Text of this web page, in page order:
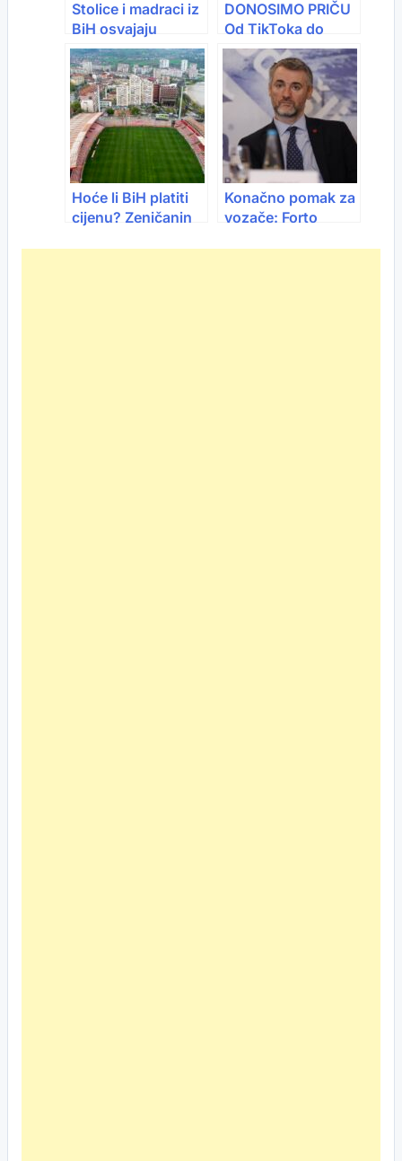
umjetnu
inteligenciju
Stolice i madraci iz
BiH osvajaju
Evropu: Izvoz
namještaja prešao
100 miliona KM
DONOSIMO PRIČU
Od TikToka do
skoro milijarde:
Kako je Khaby
Lame bez riječi
izgradio globalni
biznis
Hoće li BiH platiti
cijenu? Zeničanin
Konačno pomak za
vozače: Forto